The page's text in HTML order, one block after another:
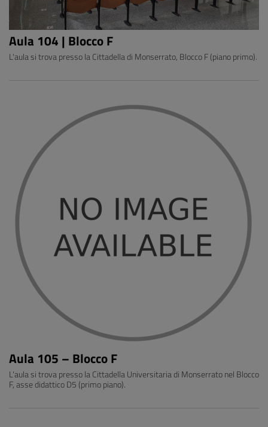
Aula 104 | Blocco F
L'aula si trova presso la Cittadella di Monserrato, Blocco F (piano primo).
Aula 105 – Blocco F
L'aula si trova presso la Cittadella Universitaria di Monserrato nel Blocco
F, asse didattico D5 (primo piano).